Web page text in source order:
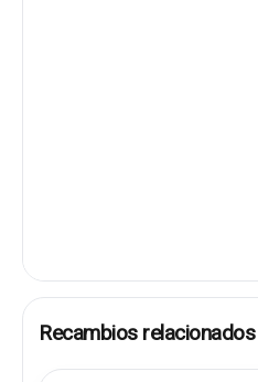
Recambios relacionados